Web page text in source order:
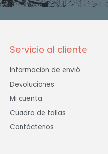
o
Servicio al cliente
Información de envió
Devoluciones
Mi cuenta
Cuadro de tallas
Contáctenos